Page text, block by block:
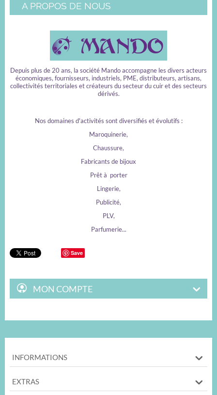
A PROPOS DE NOUS
Depuis plus de 20 ans, la société Mando accompagne les divers acteurs
économiques, fournisseurs, industriels, PME, distributeurs, artisans,
collectivités territoriales et créateurs du secteur du cuir et des secteurs
dérivés.
Nos domaines d'activités sont diversifiés et évolutifs :
Maroquinerie,
Chaussure,
Fabricants de bijoux
Prêt à porter
Lingerie,
Publicité,
PLV,
Parfumerie...
Save
MON COMPTE
INFORMATIONS
EXTRAS